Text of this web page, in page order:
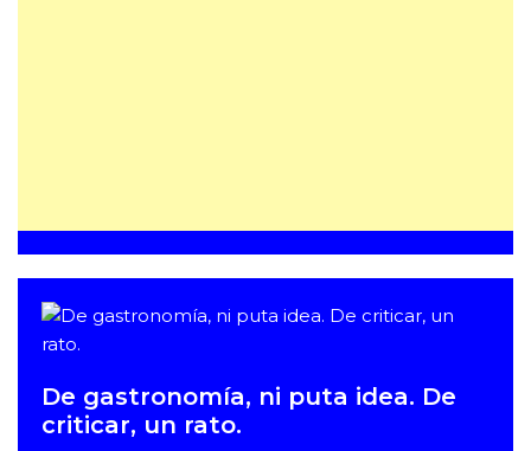
De gastronomía, ni puta idea. De
criticar, un rato.